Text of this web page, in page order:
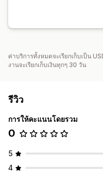
ค่าบริการทั้งหมดจะเรียกเก็บเป็น
งานจะเรียกเก็บเงินทุกๆ 30 วัน
รีวิว
การให้คะแนนโดยรวม
0
5
4